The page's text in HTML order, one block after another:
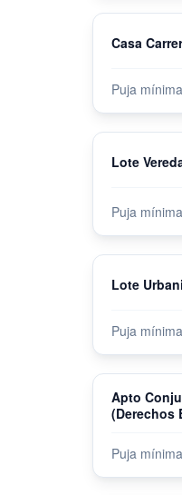
Casa
Lote
Lote
Apto
(Derechos